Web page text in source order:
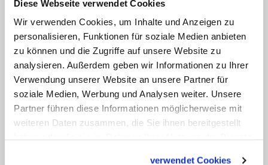
Diese Webseite verwendet Cookies
Wir verwenden Cookies, um Inhalte und Anzeigen zu
personalisieren, Funktionen für soziale Medien anbieten
zu können und die Zugriffe auf unsere Website zu
analysieren. Außerdem geben wir Informationen zu Ihrer
Verwendung unserer Website an unsere Partner für
soziale Medien, Werbung und Analysen weiter. Unsere
Partner führen diese Informationen möglicherweise mit
weiteren Daten zusammen, die Sie ihnen bereitgestellt
verwendet Cookies
von ihnen befinden sich in Deutschland,
inMünchenund inFrankfurt/Sankt
Georgen. Mit der Entwicklung dieser
Standorte in der jüngeren Zeit ist man im
Orden dem Vernehmen nach sehr
zufrieden. Nach Sankt Georgen schicken
immer mehr deutsche Bistümer ihre